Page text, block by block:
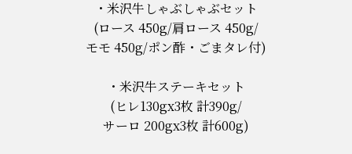
米沢牛しゃぶしゃぶセット
(ロース 450g/肩ロース 450g/
モモ 450g/ポン酢・ごまタレ付)
米沢牛ステーキセット
(ヒレ130gx3枚 計390g/
サーロ 200gx3枚 計600g)